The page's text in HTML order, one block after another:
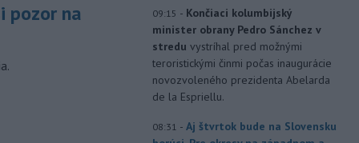
pozor na
09:15 - Končiaci kolumbijský
minister obrany Pedro Sánchez v
stredu vystríhal pred možnými
teroristickými činmi počas inaugurácie
novozvoleného prezidenta Abelarda
de la Espriellu.
08:31 - Aj štvrtok bude na Slovensku